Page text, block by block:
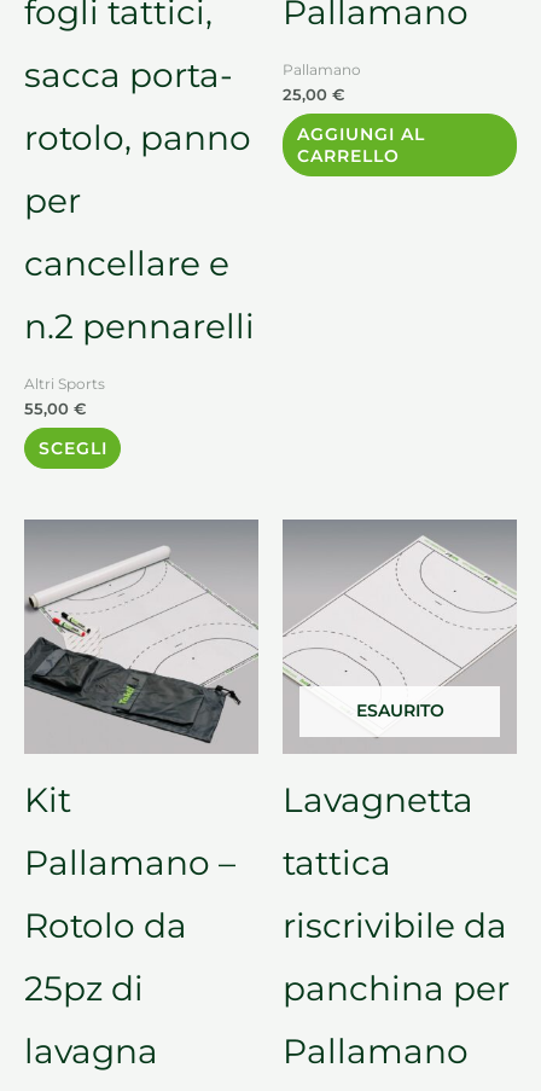
fogli tattici,
sacca porta-
rotolo, panno
per
cancellare e
n.2 pennarelli
Altri Sports
55,00 €
SCEGLI
Pallamano
Pallamano
25,00 €
AGGIUNGI AL
CARRELLO
Kit
Pallamano –
Rotolo da
25pz di
lavagna
ESAURITO
Lavagnetta
tattica
riscrivibile da
panchina per
Pallamano